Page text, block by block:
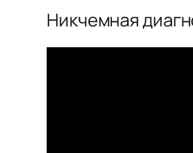
Никчемная